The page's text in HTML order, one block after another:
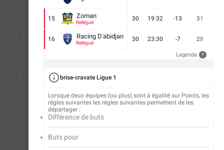
15 Zoman
Relégué
30 19:32 -13 31
16 Racing D'abidjan
Relégué
30 23:30 -7 28
Legenda ?
brise-cravate Ligue 1
Lorsque deux équipes (ou plus) sont à égalité sur Points, les
règles suivantes les règles suivantes permettent de les
départager :
Différence de buts
Buts pour